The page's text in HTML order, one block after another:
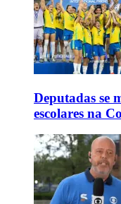
Deputadas se
escolares na